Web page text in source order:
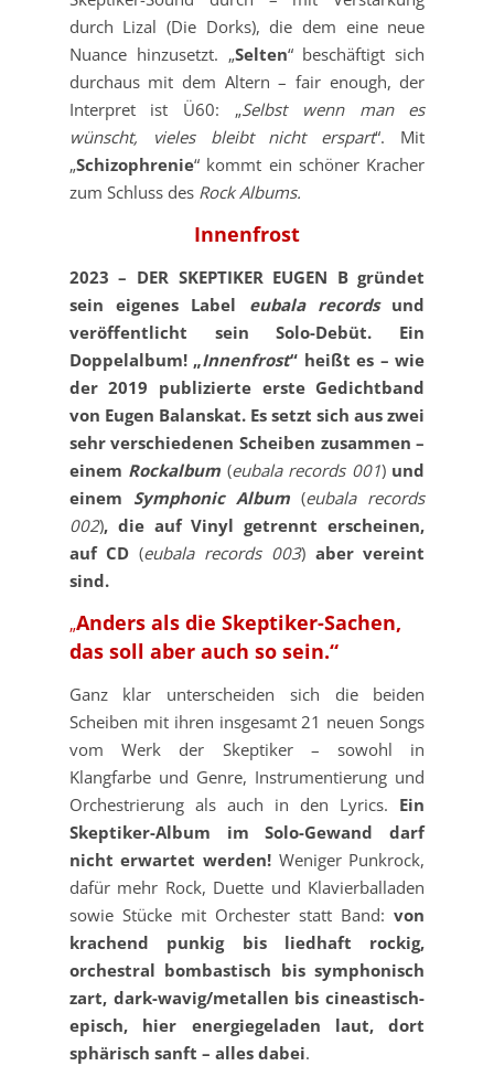
durch Lizal (Die Dorks), die dem eine neue
Nuance hinzusetzt. „Selten“ beschäftigt sich
durchaus mit dem Altern – fair enough, der
Interpret ist Ü60: „Selbst wenn man es
wünscht, vieles bleibt nicht erspart“. Mit
„Schizophrenie“ kommt ein schöner Kracher
zum Schluss des Rock Albums.
Innenfrost
2023 – DER SKEPTIKER EUGEN B gründet
sein eigenes Label eubala recordsund
veröffentlicht sein Solo-Debüt. Ein
Doppelalbum! „Innenfrost“ heißt es – wie
der 2019 publizierte erste Gedichtband
von Eugen Balanskat. Es setzt sich aus zwei
sehr verschiedenen Scheiben zusammen –
einem Rockalbum (eubala records 001)und
einem Symphonic Album (eubala records
002), die auf Vinyl getrennt erscheinen,
auf CD(eubala records 003)aber vereint
sind.
„Anders als die Skeptiker-Sachen,
das soll aber auch so sein.“
Ganz klar unterscheiden sich die beiden
Scheiben mit ihren insgesamt 21 neuen Songs
vom Werk der Skeptiker – sowohl in
Klangfarbe und Genre, Instrumentierung und
Orchestrierung als auch in den Lyrics. Ein
Skeptiker-Album im Solo-Gewand darf
nicht erwartet werden! Weniger Punkrock,
dafür mehr Rock, Duette und Klavierballaden
sowie Stücke mit Orchester statt Band:von
krachend punkig bis liedhaft rockig,
orchestral bombastisch bis symphonisch
zart, dark-wavig/metallen bis cineastisch-
episch, hier energiegeladen laut, dort
sphärisch sanft – alles dabei.